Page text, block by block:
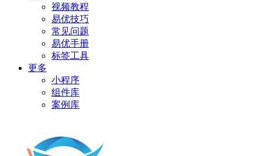
视频教程
易优技巧
常见问题
易优手册
标签工具
更多
小程序
组件库
案例库